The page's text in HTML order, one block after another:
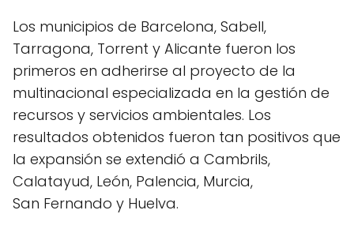
Los municipios de Barcelona, Sabell,
Tarragona, Torrent y Alicante fueron los
primeros en adherirse al proyecto de la
multinacional especializada en la gestión de
recursos y servicios ambientales. Los
resultados obtenidos fueron tan positivos que
la expansión se extendió a Cambrils,
Calatayud, León, Palencia, Murcia,
San Fernando y Huelva.